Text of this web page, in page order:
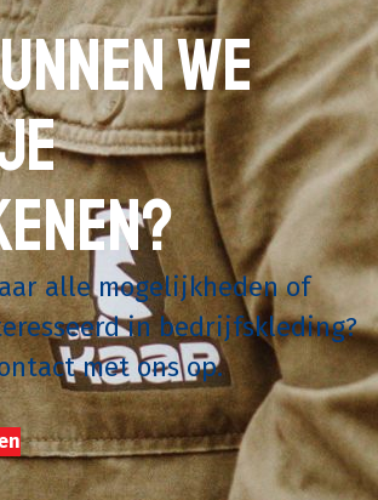
we
alle mogelijkheden of
in bedrijfskleding?
met ons op.